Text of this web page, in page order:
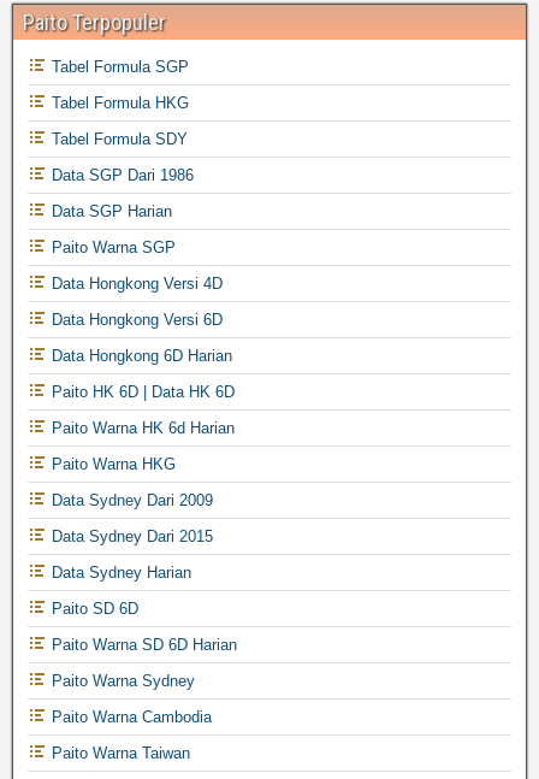
Paito Terpopuler
Tabel Formula SGP
Tabel Formula HKG
Tabel Formula SDY
Data SGP Dari 1986
Data SGP Harian
Paito Warna SGP
Data Hongkong Versi 4D
Data Hongkong Versi 6D
Data Hongkong 6D Harian
Paito HK 6D | Data HK 6D
Paito Warna HK 6d Harian
Paito Warna HKG
Data Sydney Dari 2009
Data Sydney Dari 2015
Data Sydney Harian
Paito SD 6D
Paito Warna SD 6D Harian
Paito Warna Sydney
Paito Warna Cambodia
Paito Warna Taiwan